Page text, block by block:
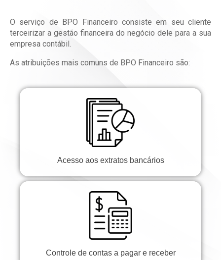
O serviço de BPO Financeiro consiste em seu cliente
terceirizar a gestão financeira do negócio dele para a sua
empresa contábil.
As atribuições mais comuns de BPO Financeiro são:
Acesso aos extratos bancários
Controle de contas a pagar e receber